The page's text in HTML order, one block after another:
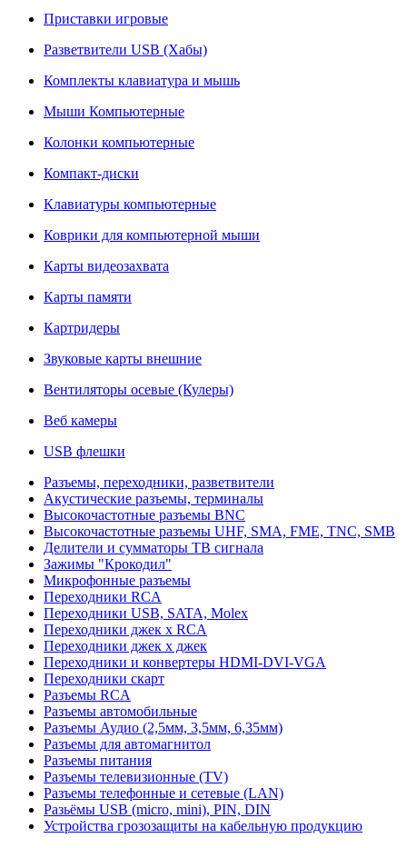
Приставки игровые
Разветвители USB (Хабы)
Комплекты клавиатура и мышь
Мыши Компьютерные
Колонки компьютерные
Компакт-диски
Клавиатуры компьютерные
Коврики для компьютерной мыши
Карты видеозахвата
Карты памяти
Картридеры
Звуковые карты внешние
Вентиляторы осевые (Кулеры)
Веб камеры
USB флешки
Разъемы, переходники, разветвители
Акустические разъемы, терминалы
Высокочастотные разъемы BNC
Высокочастотные разъемы UHF, SMA, FME, TNC, SMB
Делители и сумматоры ТВ сигнала
Зажимы "Крокодил"
Микрофонные разъемы
Переходники RCA
Переходники USB, SATA, Molex
Переходники джек х RCA
Переходники джек х джек
Переходники и конвертеры HDMI-DVI-VGA
Переходники скарт
Разъемы RCA
Разъемы автомобильные
Разъемы Аудио (2,5мм, 3,5мм, 6,35мм)
Разъемы для автомагнитол
Разъемы питания
Разъемы телевизионные (TV)
Разъемы телефонные и сетевые (LAN)
Разьёмы USB (micro, mini), PIN, DIN
Устройства грозозащиты на кабельную продукцию